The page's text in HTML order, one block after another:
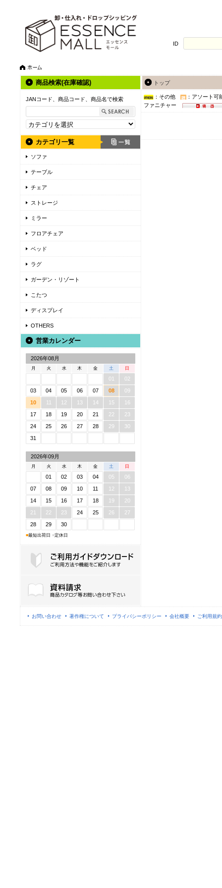
ID
商品検索(在庫確認)
JANコード、商品コード、商品名で検索
カテゴリ一覧
ソファ
テーブル
チェア
ストレージ
ミラー
フロアチェア
ベッド
ラグ
ガーデン・リゾート
こたつ
ディスプレイ
OTHERS
営業カレンダー
2026年08月
月 火 水 木 金 土 日
01
02
03
04 05 06 07 08
09
10
11 12 13 14 15
16
17
18 19 20 21 22
23
24
25 26 27 28 29
30
31
2026年09月
月 火 水 木 金 土 日
01 02 03 04 05
06
07
08 09 10 11 12
13
14
15 16 17 18 19
20
21
22 23 24 25 26
27
28
29 30
■最短出荷日 ■定休日
トップ
：その他
：アソート可
ファニチャー
お問い合わせ 著作権について プライバシーポリシー 会社概要 ご利用規約